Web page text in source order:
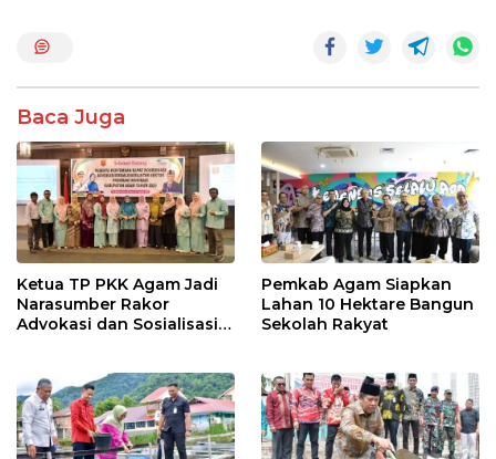
o
k
p
Baca Juga
Ketua TP PKK Agam Jadi
Narasumber Rakor
Advokasi dan Sosialisasi
Pemkab Agam Siapkan
Lahan 10 Hektare Bangun
Sekolah Rakyat